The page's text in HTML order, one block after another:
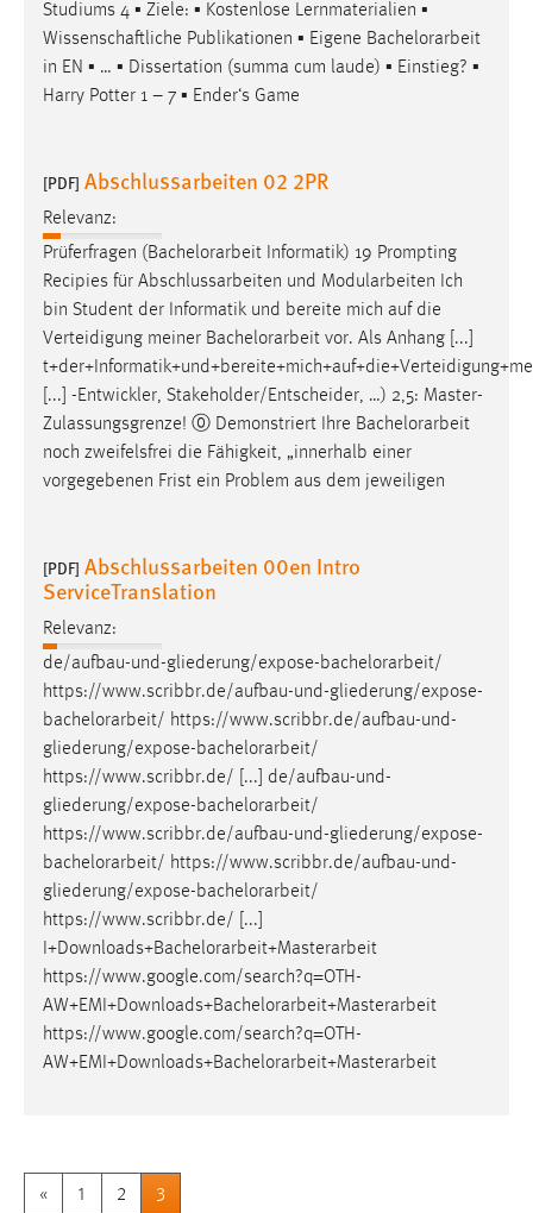
Studiums 4 ▪ Ziele: ▪ Kostenlose Lernmaterialien ▪
Wissenschaftliche Publikationen ▪ Eigene Bachelorarbeit
in EN ▪ … ▪ Dissertation (summa cum laude) ▪ Einstieg? ▪
Harry Potter 1 – 7 ▪ Ender‘s Game
[PDF] Abschlussarbeiten 02 2PR
Relevanz:
Prüferfragen (Bachelorarbeit Informatik) 19 Prompting
Recipies für Abschlussarbeiten und Modularbeiten Ich
bin Student der Informatik und bereite mich auf die
Verteidigung meiner Bachelorarbeit vor. Als Anhang [...]
[...] -Entwickler, Stakeholder/Entscheider, …) 2,5: Master-
Zulassungsgrenze! ⓪ Demonstriert Ihre Bachelorarbeit
noch zweifelsfrei die Fähigkeit, „innerhalb einer
vorgegebenen Frist ein Problem aus dem jeweiligen
[PDF] Abschlussarbeiten 00en Intro
ServiceTranslation
Relevanz:
de/aufbau-und-gliederung/expose-bachelorarbeit/
https://www.scribbr.de/aufbau-und-gliederung/expose-
bachelorarbeit/ https://www.scribbr.de/aufbau-und-
gliederung/expose-bachelorarbeit/
https://www.scribbr.de/ [...] de/aufbau-und-
gliederung/expose-bachelorarbeit/
https://www.scribbr.de/aufbau-und-gliederung/expose-
bachelorarbeit/ https://www.scribbr.de/aufbau-und-
gliederung/expose-bachelorarbeit/
https://www.scribbr.de/ [...]
I+Downloads+Bachelorarbeit+Masterarbeit
https://www.google.com/search?q=OTH-
AW+EMI+Downloads+Bachelorarbeit+Masterarbeit
https://www.google.com/search?q=OTH-
AW+EMI+Downloads+Bachelorarbeit+Masterarbeit
« 1 2 3
Zweck:
Dieser Cookie ist notwendig um sich an der Website
einloggen zu können.
STATISTIK
Statistik Cookies erfassen Informationen anonym.
Diese Informationen helfen uns zu verstehen, wie
unsere Besucher unsere Website nutzen.
Matomo
Name:
_pk_ref, _pk_cvar, _pk_id, _pk_ses
Cookie Laufzeit:
Max. 13 Monate
MARKETING
Marketing Cookies werden von Drittanbietern
verwendet, um personalisierte Werbung anzuzeigen.
Sie tun dies, indem sie Besucher über Websites
hinweg verfolgen.
Google Ads
Name:
_gcl_au
Anbieter:
Zweck: